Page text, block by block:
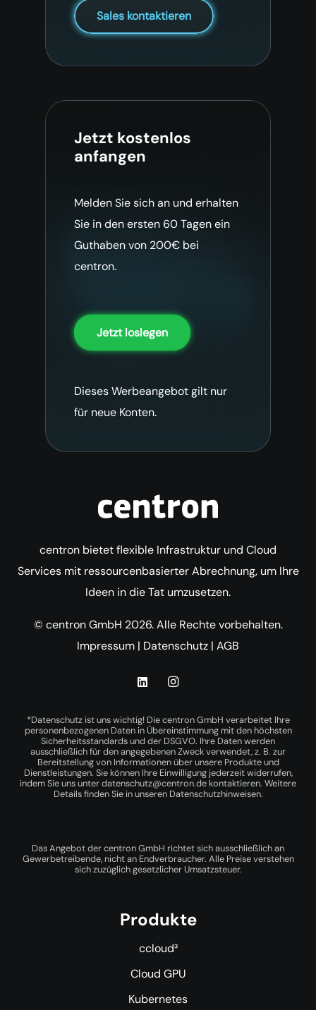
Sales kontaktieren
Jetzt kostenlos
anfangen
Melden Sie sich an und erhalten
Sie in den ersten 60 Tagen ein
Guthaben von 200€ bei
centron.
Jetzt loslegen
Dieses Werbeangebot gilt nur
für neue Konten.
centron bietet flexible Infrastruktur und Cloud
Services mit ressourcenbasierter Abrechnung, um Ihre
Ideen in die Tat umzusetzen.
© centron GmbH 2026. Alle Rechte vorbehalten.
Impressum | Datenschutz | AGB
*Datenschutz ist uns wichtig! Die centron GmbH verarbeitet Ihre
personenbezogenen Daten in Übereinstimmung mit den höchsten
Sicherheitsstandards und der DSGVO. Ihre Daten werden
ausschließlich für den angegebenen Zweck verwendet, z. B. zur
Bereitstellung von Informationen über unsere Produkte und
Dienstleistungen. Sie können Ihre Einwilligung jederzeit widerrufen,
indem Sie uns unterdatenschutz@centron.de kontaktieren. Weitere
Details finden Sie in unseren Datenschutzhinweisen.
Das Angebot der centron GmbH richtet sich ausschließlich an
Gewerbetreibende, nicht an Endverbraucher. Alle Preise verstehen
sich zuzüglich gesetzlicher Umsatzsteuer.
Produkte
ccloud³
Cloud GPU
Kubernetes